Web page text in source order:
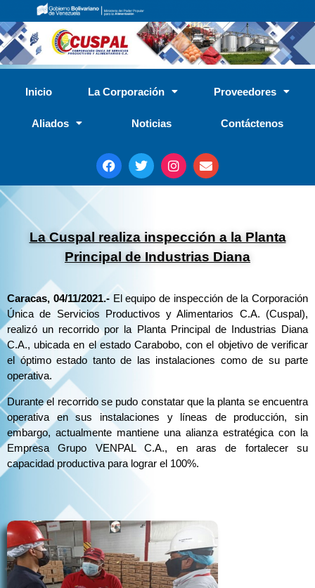
Inicio La Corporación Proveedores
Aliados Noticias Contáctenos
La Cuspal realiza inspección a la Planta
Principal de Industrias Diana
Caracas, 04/11/2021.-El equipo de inspección de la Corporación
Única de Servicios Productivos y Alimentarios C.A. (Cuspal),
realizó un recorrido por la Planta Principal de Industrias Diana
C.A., ubicada en el estado Carabobo, con el objetivo de verificar
el óptimo estado tanto de las instalaciones como de su parte
operativa.
Durante el recorrido se pudo constatar que la planta se encuentra
operativa en sus instalaciones y líneas de producción, sin
embargo, actualmente mantiene una alianza estratégica con la
Empresa Grupo VENPAL C.A., en aras de fortalecer su
capacidad productiva para lograr el 100%.